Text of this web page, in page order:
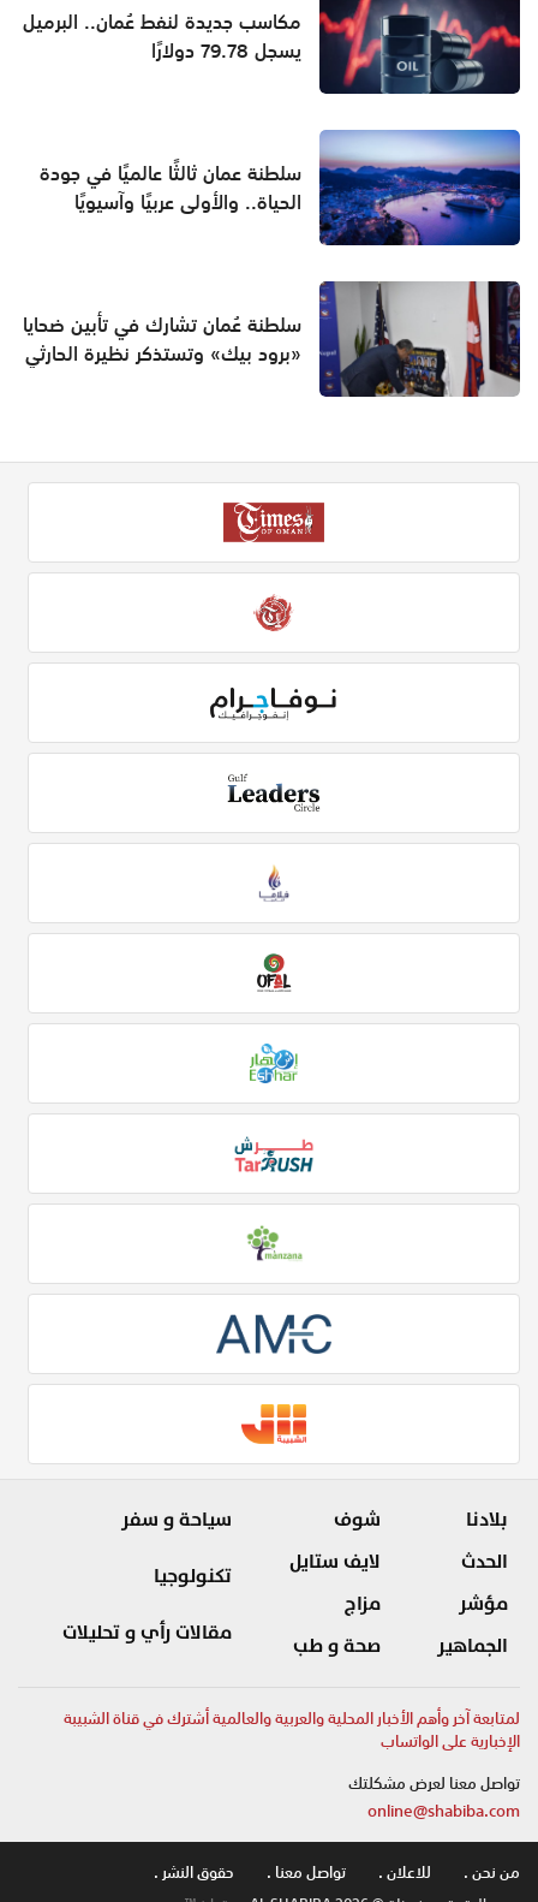
مكاسب جديدة لنفط عُمان.. البرميل
يسجل 79.78 دولارًا
سلطنة عمان ثالثًا عالميًا في جودة
الحياة.. والأولى عربيًا وآسيويًا
سلطنة عُمان تشارك في تأبين ضحايا
«برود بيك» وتستذكر نظيرة الحارثي
بلادنا
الحدث
مؤشر
الجماهير
شوف
لايف ستايل
مزاج
صحة و طب
سياحة و سفر
تكنولوجيا
مقالات رأي و تحليلات
لمتابعة آخر وأهم الأخبار المحلية والعربية والعالمية أشترك في قناة الشبيبة
الإخبارية على الواتساب
تواصل معنا لعرض مشكلتك
online@shabiba.com
من نحن .
للاعلان . تواصل معنا . حقوق النشر .